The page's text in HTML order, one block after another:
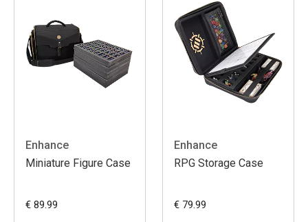
Enhance
Miniature Figure Case
€ 89.99
Enhance
RPG Storage Case
€ 79.99